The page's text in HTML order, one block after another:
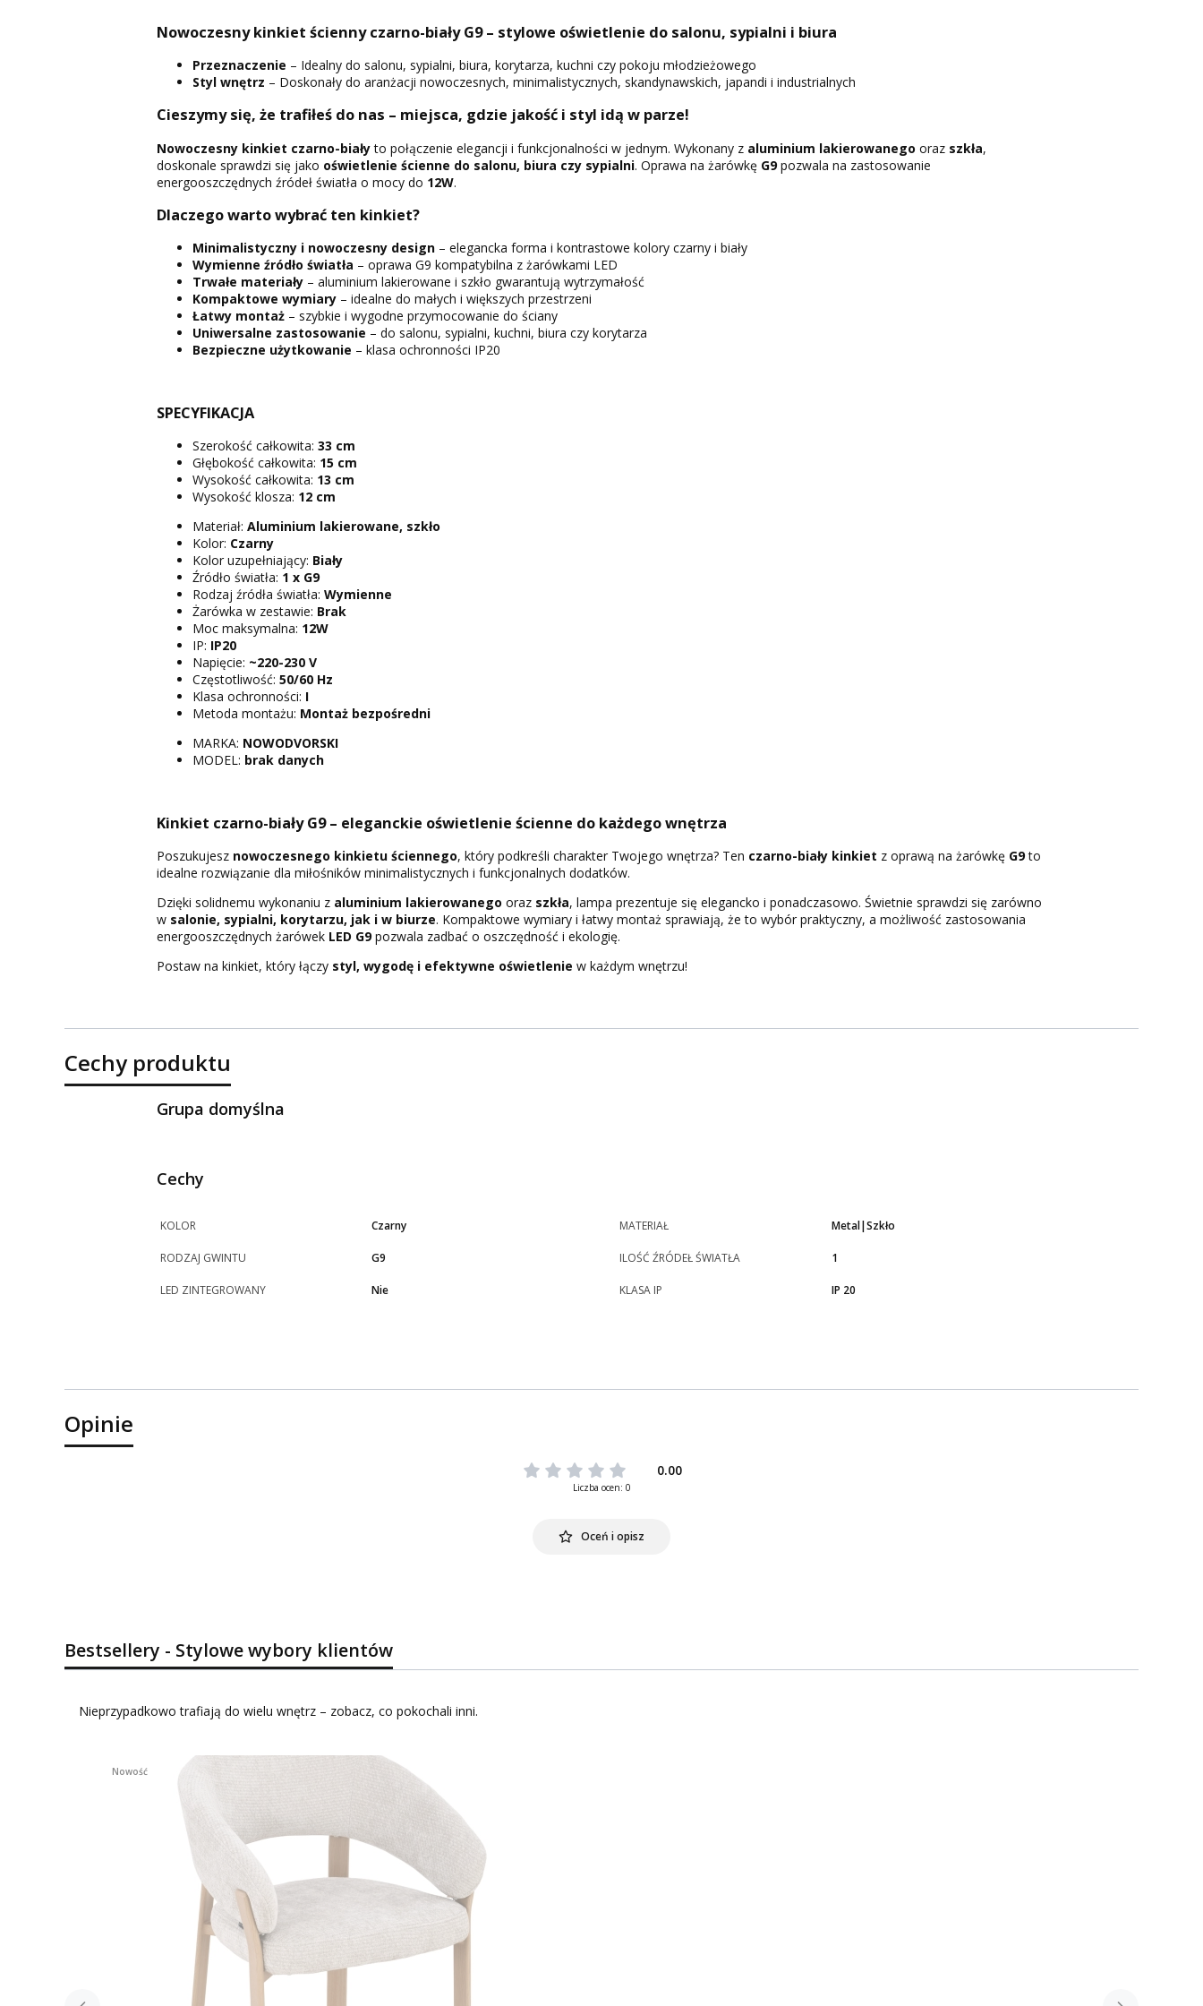
Nowoczesny kinkiet ścienny czarno-biały G9 – stylowe oświetlenie do salonu, sypialni i biura
Przeznaczenie – Idealny do salonu, sypialni, biura, korytarza, kuchni czy pokoju młodzieżowego
Styl wnętrz – Doskonały do aranżacji nowoczesnych, minimalistycznych, skandynawskich, japandi i industrialnych
Cieszymy się, że trafiłeś do nas – miejsca, gdzie jakość i styl idą w parze!
Nowoczesny kinkiet czarno-białyto połączenie elegancji i funkcjonalności w jednym. Wykonany z aluminium lakierowanego oraz szkła,
doskonale sprawdzi się jako oświetlenie ścienne do salonu, biura czy sypialni. Oprawa na żarówkę G9pozwala na zastosowanie
energooszczędnych źródeł światła o mocy do 12W.
Dlaczego warto wybrać ten kinkiet?
Minimalistyczny i nowoczesny design– elegancka forma i kontrastowe kolory czarny i biały
Wymienne źródło światła – oprawa G9 kompatybilna z żarówkami LED
Trwałe materiały– aluminium lakierowane i szkło gwarantują wytrzymałość
Kompaktowe wymiary– idealne do małych i większych przestrzeni
Łatwy montaż– szybkie i wygodne przymocowanie do ściany
Uniwersalne zastosowanie – do salonu, sypialni, kuchni, biura czy korytarza
Bezpieczne użytkowanie – klasa ochronności IP20
SPECYFIKACJA
Szerokość całkowita: 33 cm
Głębokość całkowita: 15 cm
Wysokość całkowita: 13 cm
Wysokość klosza: 12 cm
Materiał: Aluminium lakierowane, szkło
Kolor: Czarny
Kolor uzupełniający: Biały
Źródło światła: 1 x G9
Rodzaj źródła światła: Wymienne
Żarówka w zestawie: Brak
Moc maksymalna: 12W
IP: IP20
Napięcie: ~220-230 V
Częstotliwość: 50/60 Hz
Klasa ochronności: I
Metoda montażu: Montaż bezpośredni
MARKA: NOWODVORSKI
MODEL: brak danych
Kinkiet czarno-biały G9 – eleganckie oświetlenie ścienne do każdego wnętrza
Poszukujesz nowoczesnego kinkietu ściennego, który podkreśli charakter Twojego wnętrza? Ten czarno-biały kinkiet z oprawą na żarówkę G9to
idealne rozwiązanie dla miłośników minimalistycznych i funkcjonalnych dodatków.
Dzięki solidnemu wykonaniu z aluminium lakierowanego oraz szkła, lampa prezentuje się elegancko i ponadczasowo. Świetnie sprawdzi się zarówno
w salonie, sypialni, korytarzu, jak i w biurze. Kompaktowe wymiary i łatwy montaż sprawiają, że to wybór praktyczny, a możliwość zastosowania
energooszczędnych żarówek LED G9pozwala zadbać o oszczędność i ekologię.
Postaw na kinkiet, który łączy styl, wygodę i efektywne oświetlenie w każdym wnętrzu!
Cechy produktu
Grupa domyślna
Cechy
KOLOR Czarny MATERIAŁ Metal|Szkło
RODZAJ GWINTU G9 ILOŚĆ ŹRÓDEŁ ŚWIATŁA 1
LED ZINTEGROWANY Nie KLASA IP IP 20
Opinie
0.00
Liczba ocen: 0
Oceń i opisz
Bestsellery - Stylowe wybory klientów
Nieprzypadkowo trafiają do wielu wnętrz – zobacz, co pokochali inni.
Nowość